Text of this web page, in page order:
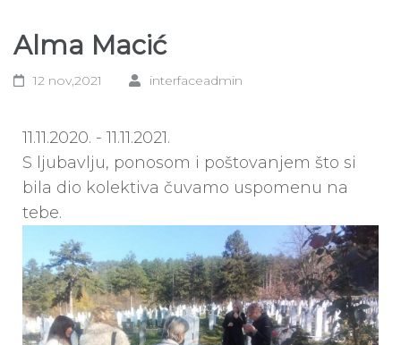
Alma Macić
12 nov,2021 interfaceadmin
11.11.2020. - 11.11.2021.
S ljubavlju, ponosom i poštovanjem što si
bila dio kolektiva čuvamo uspomenu na
tebe.